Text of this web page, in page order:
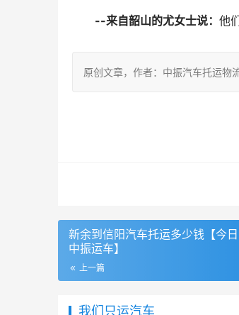
--来自韶山的尤女士说： 他
原创文章，作者：中振汽车托运
新余到信阳汽车托运多少钱【今
中振运车】
上一篇
我们只运汽车